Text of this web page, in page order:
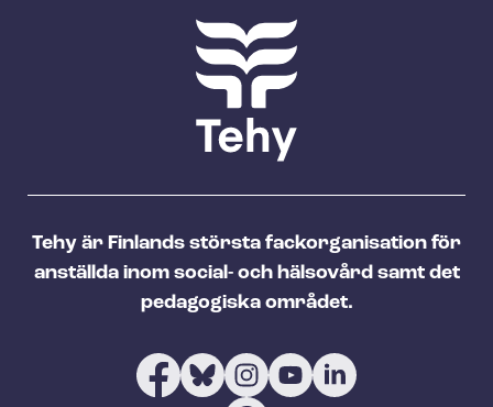
Tehy är Finlands största fackorganisation för
anställda inom social- och hälsovård samt det
pedagogiska området.